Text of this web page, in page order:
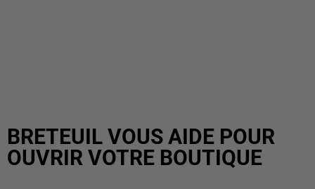
BRETEUIL VOUS AIDE POUR
OUVRIR VOTRE BOUTIQUE